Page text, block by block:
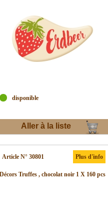
disponible
Aller à la liste
Article N° 30801 Plus d'info
Décors Truffes , chocolat noir 1 X 160 pcs